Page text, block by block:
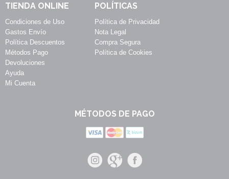
TIENDA ONLINE
Condiciones de Uso
Gastos Envío
Política Descuentos
Métodos Pago
Devoluciones
Ayuda
Mi Cuenta
POLÍTICAS
Política de Privacidad
Nota Legal
Compra Segura
Política de Cookies
MÉTODOS DE PAGO